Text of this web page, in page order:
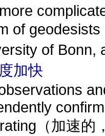
of
of Bonn,
加快
（加速的